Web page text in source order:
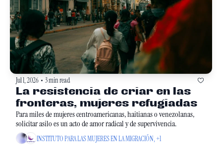
Jul 1, 2026 • 3 min read
La resistencia de criar en las
fronteras, mujeres refugiadas
Para miles de mujeres centroamericanas, haitianas o venezolanas,
solicitar asilo es un acto de amor radical y de supervivencia.
INSTITUTO PARA LAS MUJERES EN LA MIGRACIÓN, +1